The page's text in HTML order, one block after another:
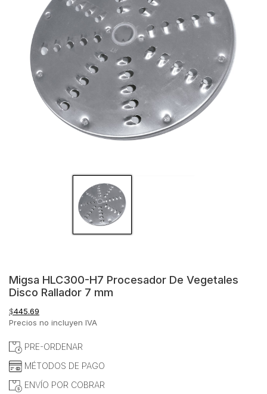
Migsa HLC300-H7 Procesador De Vegetales
Disco Rallador 7 mm
$445.69
Precios no incluyen IVA
PRE-ORDENAR
MÉTODOS DE PAGO
ENVÍO POR COBRAR